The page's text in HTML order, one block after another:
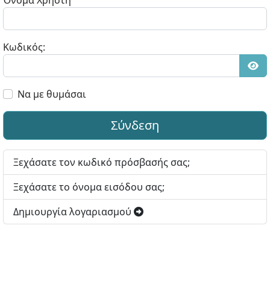
Κωδικός:
Να με θυμάσαι
Σύνδεση
Ξεχάσατε τον κωδικό πρόσβασής σας;
Ξεχάσατε το όνομα εισόδου σας;
Δημιουργία λογαριασμού